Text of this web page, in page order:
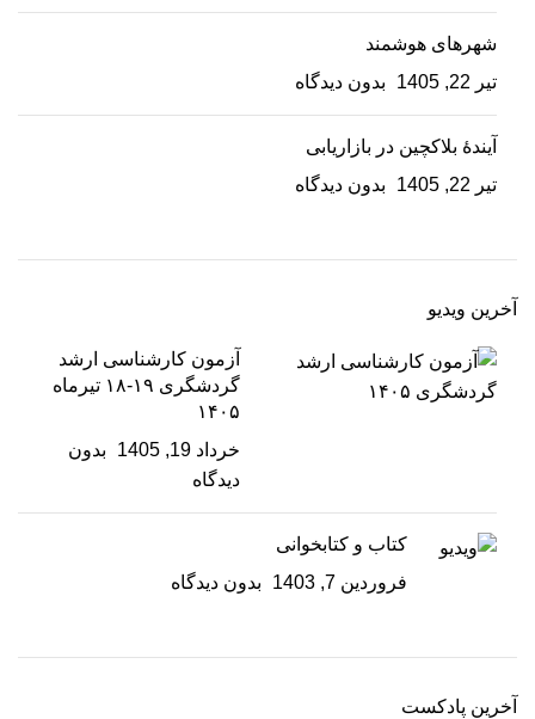
شهرهای هوشمند
تیر 22, 1405
بدون دیدگاه
آیندۀ بلاکچین در بازاریابی
تیر 22, 1405
بدون دیدگاه
آخرین ویدیو
آزمون کارشناسی ارشد
گردشگری ۱۹-۱۸ تیرماه
۱۴۰۵
خرداد 19, 1405
بدون
دیدگاه
کتاب و کتابخوانی
فروردین 7, 1403
بدون دیدگاه
آخرین پادکست